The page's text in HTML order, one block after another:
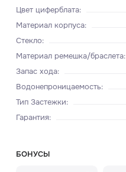
Цвет циферблата:
Материал корпуса:
Стекло:
Материал ремешка/браслета:
Запас хода:
Водонепроницаемость:
Тип Застежки:
Гарантия:
БОНУСЫ